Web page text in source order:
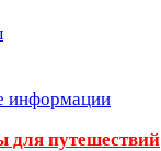
информации
для путешествий